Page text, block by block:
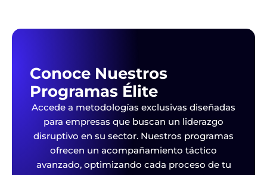
Conoce Nuestros
Programas Élite
Accede a metodologías exclusivas diseñadas
para empresas que buscan un liderazgo
disruptivo en su sector. Nuestros programas
ofrecen un acompañamiento táctico
avanzado, optimizando cada proceso de tu